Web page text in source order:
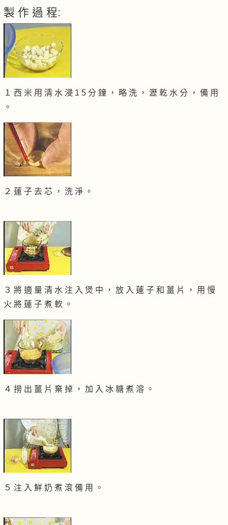
製 作 過 程:
１ 西 米 用 清 水 浸 1 5 分 鐘 ， 略 洗 ， 瀝 乾 水 分 ， 備 用
。
２ 蓮 子 去 芯 ， 洗 淨 。
３ 將 適 量 清 水 注 入 煲 中 ， 放 入 蓮 子 和 薑 片 ， 用 慢
火 將 蓮 子 煮 軟 。
４ 撈 出 薑 片 棄 掉 ， 加 入 冰 糖 煮 溶 。
５ 注 入 鮮 奶 煮 滾 備 用 。